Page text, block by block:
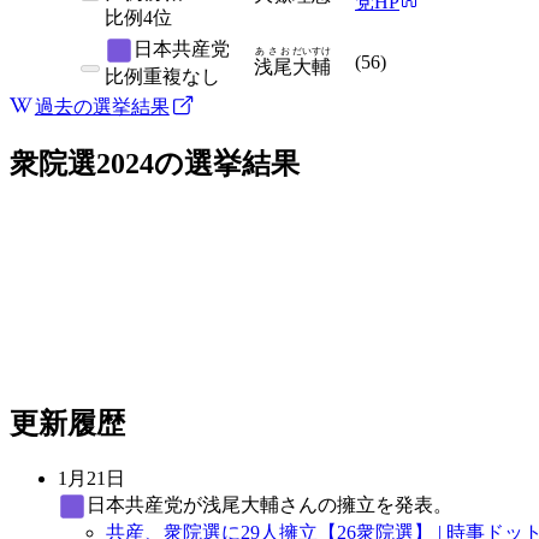
比例4位
日本共産党
比例重複なし 浅尾
あさお
大輔
だいすけ
(56)
過去の選挙結果
衆院選2024の選挙結果
更新履歴
1月21日
日本共産党が浅尾大輔さんの擁立を発表。
共産、衆院選に29人擁立【26衆院選】 | 時事ドッ